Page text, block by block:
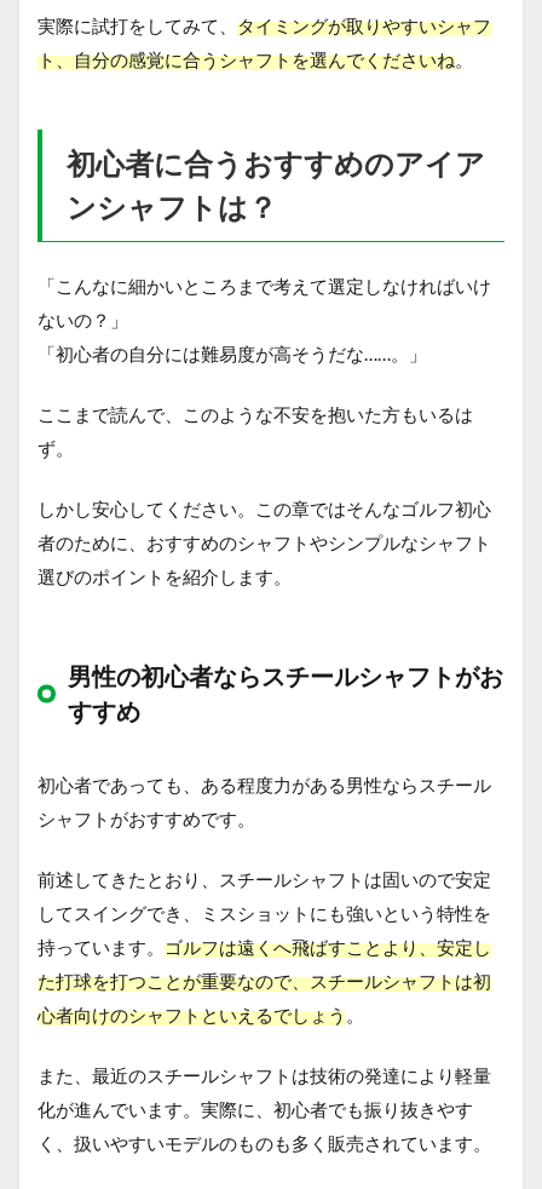
実際に試打をしてみて、 タイミングが取りやすいシャフ
ト、自分の感覚に合うシャフトを選んでくださいね。
初心者に合うおすすめのアイア
ンシャフトは？
「こんなに細かいところまで考えて選定しなければいけ
ないの？」
「初心者の自分には難易度が高そうだな……。」
ここまで読んで、このような不安を抱いた方もいるは
ず。
しかし安心してください。この章ではそんなゴルフ初心
者のために、おすすめのシャフトやシンプルなシャフト
選びのポイントを紹介します。
男性の初心者ならスチールシャフトがお
すすめ
初心者であっても、ある程度力がある男性ならスチール
シャフトがおすすめです。
前述してきたとおり、スチールシャフトは固いので安定
してスイングでき、ミスショットにも強いという特性を
持っています。 ゴルフは遠くへ飛ばすことより、安定し
た打球を打つことが重要なので、スチールシャフトは初
心者向けのシャフトといえるでしょう。
また、最近のスチールシャフトは技術の発達により軽量
化が進んでいます。実際に、初心者でも振り抜きやす
く、扱いやすいモデルのものも多く販売されています。